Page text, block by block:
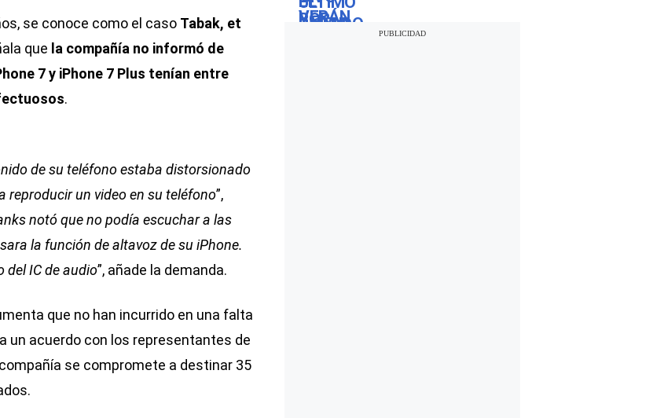
se conoce como el caso Tabak, et
que la compañía no informó de
7 y iPhone 7 Plus tenían entre
.
de su teléfono estaba distorsionado
un video en su teléfono”,
notó que no podía escuchar a las
la función de altavoz de su iPhone.
del IC de audio”, añade la demanda.
que no han incurrido en una falta
un acuerdo con los representantes de
se compromete a destinar 35